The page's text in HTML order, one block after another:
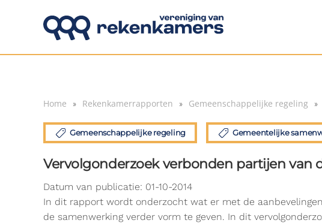
Overslaan en naar de inhoud gaan
Home Rekenkamerrapporten Gemeenschappelijke regeling
Gemeenschappelijke regeling Gemeentelijke
Vervolgonderzoek verbonden partijen van
Datum van publicatie: 01-10-2014
In dit rapport wordt onderzocht wat er met de
de samenwerking verder vorm te geven. In dit